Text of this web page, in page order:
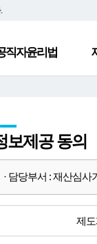
직자윤리법
보제공 동의
· 담당부서 : 재산심사
제